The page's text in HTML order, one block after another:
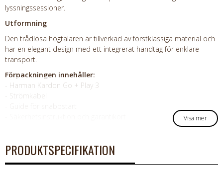
lyssningssessioner.
Utformning
Den trådlösa högtalaren är tillverkad av förstklassiga material och
har en elegant design med ett integrerat handtag för enklare
transport.
Förpackningen innehåller:
- Harman Kardon Go + Play 3
- Strömkabel
Visa mer
PRODUKTSPECIFIKATION